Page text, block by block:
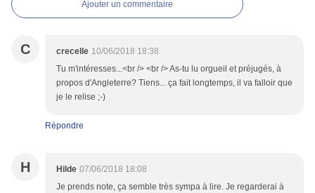
Ajouter un commentaire
C crecelle 10/06/2018 18:38
Tu m'intéresses...<br /> <br /> As-tu lu orgueil et préjugés, à
propos d'Angleterre? Tiens... ça fait longtemps, il va falloir que
je le relise ;-)
Répondre
H Hilde 07/06/2018 18:08
Je prends note, ça semble très sympa à lire. Je regarderai à